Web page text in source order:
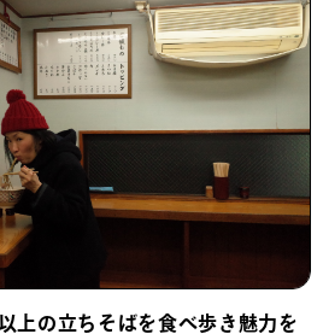
上の立ちそばを食べ歩き魅力を